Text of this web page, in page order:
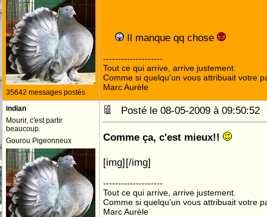
35642 messages postés
Il manque qq chose
--------------------
Tout ce qui arrive, arrive justement.
Comme si quelqu'un vous attribuait votre
Marc Aurèle
indian
Mourir, c'est partir
beaucoup.
Gourou Pigeonneux
Posté le 08-05-2009 à
Comme ça, c'est mieux!!
[img][/img]
--------------------
Tout ce qui arrive, arrive justement.
Comme si quelqu'un vous attribuait votre
Marc Aurèle